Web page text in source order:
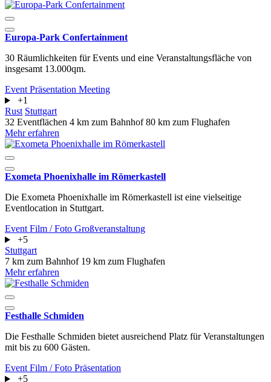
Europa-Park Confertainment
30 Räumlichkeiten für Events und eine Veranstaltungsfläche von
insgesamt 13.000qm.
Event Präsentation Meeting
+1
Rust Stuttgart
32 Eventflächen 4 km zum Bahnhof80 km zum Flughafen
Mehr erfahren
Exometa Phoenixhalle im Römerkastell
Die Exometa Phoenixhalle im Römerkastell ist eine vielseitige
Eventlocation in Stuttgart.
Event Film / Foto Großveranstaltung
+5
Stuttgart
7 km zum Bahnhof 19 km zum Flughafen
Mehr erfahren
Festhalle Schmiden
Die Festhalle Schmiden bietet ausreichend Platz für Veranstaltungen
mit bis zu 600 Gästen.
Event Film / Foto Präsentation
+5